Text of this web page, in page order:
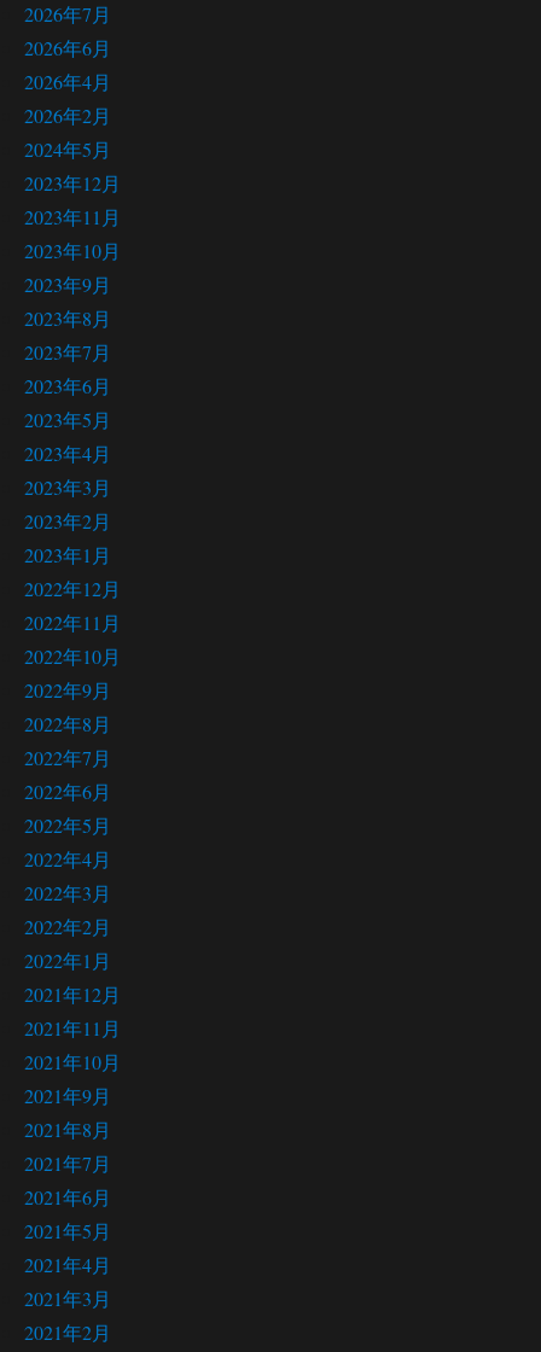
2026年7月
2026年6月
2026年4月
2026年2月
2024年5月
2023年12月
2023年11月
2023年10月
2023年9月
2023年8月
2023年7月
2023年6月
2023年5月
2023年4月
2023年3月
2023年2月
2023年1月
2022年12月
2022年11月
2022年10月
2022年9月
2022年8月
2022年7月
2022年6月
2022年5月
2022年4月
2022年3月
2022年2月
2022年1月
2021年12月
2021年11月
2021年10月
2021年9月
2021年8月
2021年7月
2021年6月
2021年5月
2021年4月
2021年3月
2021年2月